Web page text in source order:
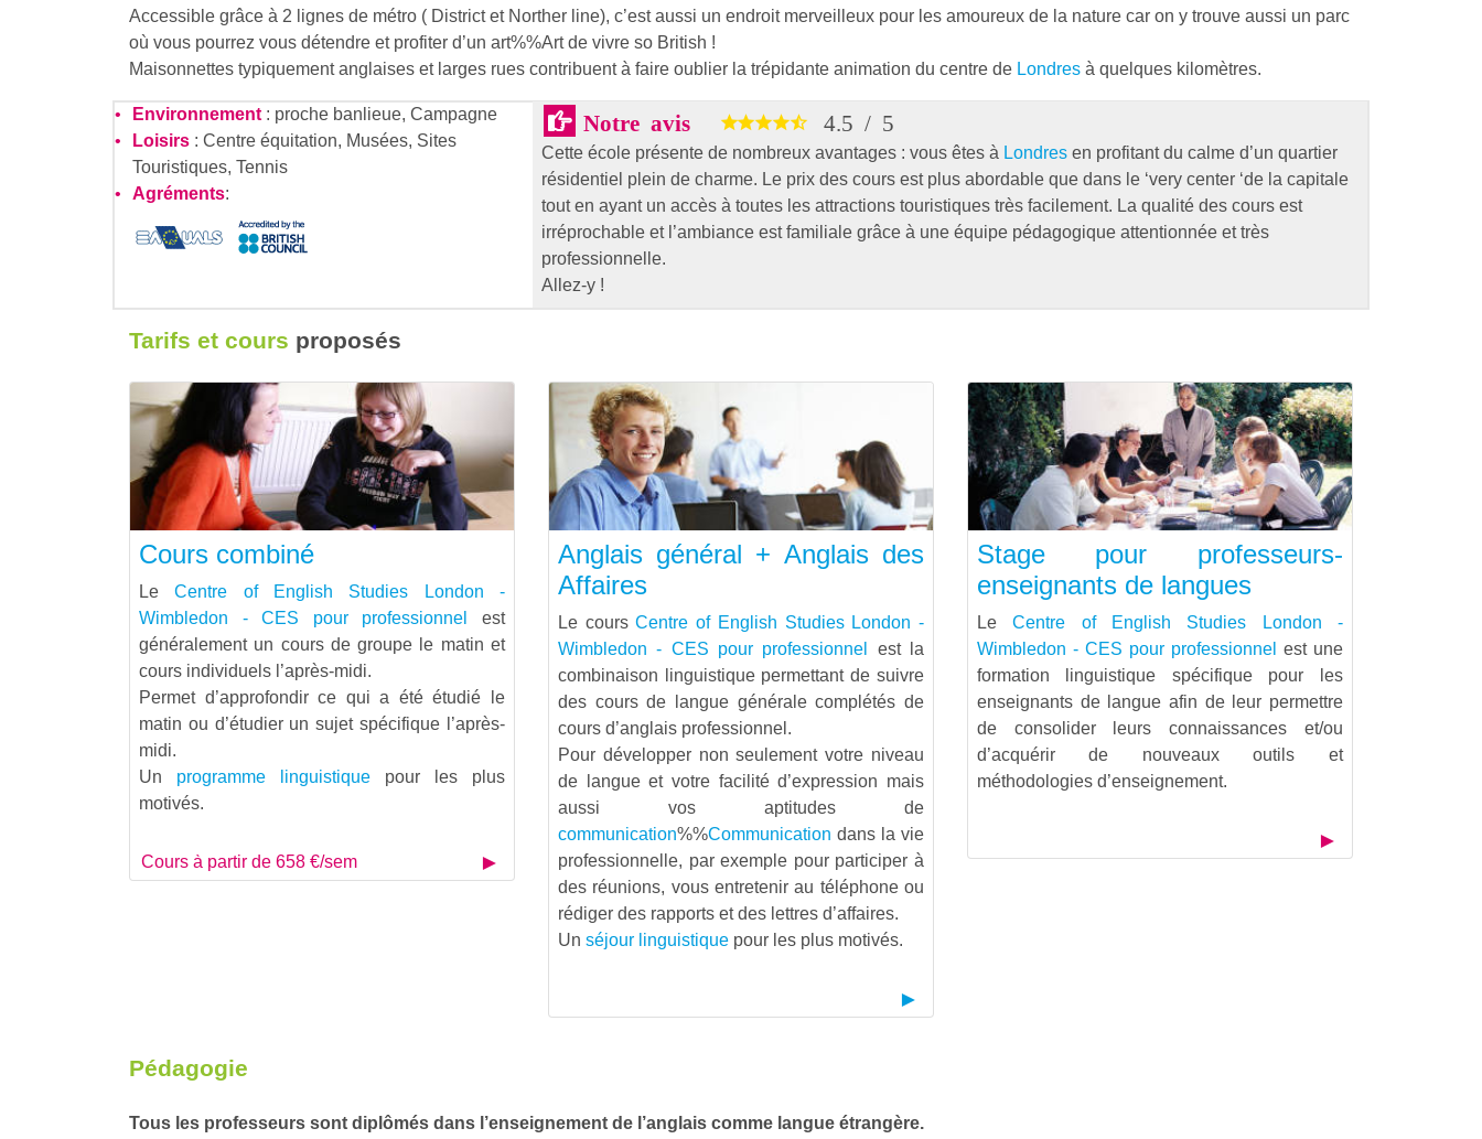
Accessible grâce à 2 lignes de métro ( District et Norther line), c’est aussi un endroit merveilleux pour les amoureux de la nature car on y trouve aussi un parc
où vous pourrez vous détendre et profiter d’un art%%Artde vivre so British !
Maisonnettes typiquement anglaises et larges rues contribuent à faire oublier la trépidante animation du centre de Londres à quelques kilomètres.
Environnement: proche banlieue, Campagne
Loisirs: Centre équitation, Musées, Sites
Touristiques, Tennis
Agréments:
Notre avis 4.5 / 5
Cette école présente de nombreux avantages : vous êtes à Londresen profitant du calme d’un quartier
résidentiel plein de charme. Le prix des cours est plus abordable que dans le ‘very center ‘de la capitale
tout en ayant un accès à toutes les attractions touristiques très facilement. La qualité des cours est
irréprochable et l’ambiance est familiale grâce à une équipe pédagogique attentionnée et très
professionnelle.
Allez-y !
Tarifs et cours proposés
Cours combiné
LeCentre of English Studies London -
Wimbledon - CES pour professionnel
est
généralement un cours de groupe le matin et
cours individuels l’après-midi.
Permet d’approfondir ce qui a été étudié le
matin ou d’étudier un sujet spécifique l’après-
midi.
Un programme linguistique pour les plus
motivés.
Cours à partir de 658 €/sem
Anglais général + Anglais des
Affaires
Le coursCentre of English Studies London -
Wimbledon - CES pour professionnel
est la
combinaison linguistique permettant de suivre
des cours de langue générale complétés de
cours d’anglais professionnel.
Pour développer non seulement votre niveau
de langue et votre facilité d’expression mais
aussi vos aptitudes de
communication%%Communication dans la vie
professionnelle, par exemple pour participer à
des réunions, vous entretenir au téléphone ou
rédiger des rapports et des lettres d’affaires.
Un séjour linguistiquepour les plus motivés.
Stage pour professeurs-
enseignants de langues
LeCentre of English Studies London -
Wimbledon - CES pour professionnel est une
formation linguistique spécifique pour les
enseignants de langue afin de leur permettre
de consolider leurs connaissances et/ou
d’acquérir de nouveaux outils et
méthodologies d’enseignement.
Pédagogie
Tous les professeurs sont diplômés dans l’enseignement de l’anglais comme langue étrangère.